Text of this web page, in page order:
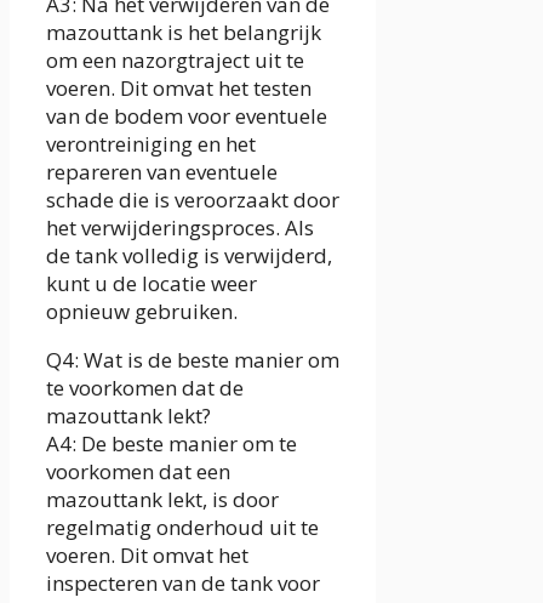
mazouttank is het belangrijk
om een nazorgtraject uit te
voeren. Dit omvat het testen
van de bodem voor eventuele
verontreiniging en het
repareren van eventuele
schade die is veroorzaakt door
het verwijderingsproces. Als
de tank volledig is verwijderd,
kunt u de locatie weer
opnieuw gebruiken.
Q4: Wat is de beste manier om
te voorkomen dat de
mazouttank lekt?
A4: De beste manier om te
voorkomen dat een
mazouttank lekt, is door
regelmatig onderhoud uit te
voeren. Dit omvat het
inspecteren van de tank voor